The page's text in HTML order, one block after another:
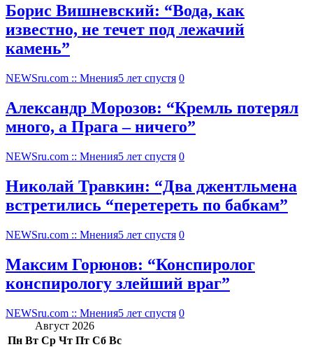
Борис Вишневский: “Вода, как
известно, не течет под лежачий
камень”
NEWSru.com :: Мнения5 лет спустя 0
Александр Морозов: “Кремль потерял
много, а Прага – ничего”
NEWSru.com :: Мнения5 лет спустя 0
Николай Травкин: “Два джентльмена
встретились “перетереть по бабкам”
NEWSru.com :: Мнения5 лет спустя 0
Максим Горюнов: “Конспиролог
конспирологу злейший враг”
NEWSru.com :: Мнения5 лет спустя 0
Август 2026
Пн Вт Ср Чт Пт Сб Вс